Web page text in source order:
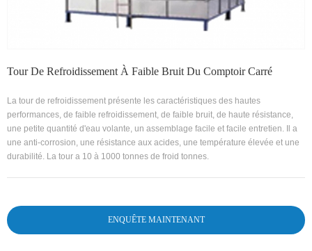
Tour De Refroidissement À Faible Bruit Du Comptoir Carré
La tour de refroidissement présente les caractéristiques des hautes
performances, de faible refroidissement, de faible bruit, de haute résistance,
une petite quantité d'eau volante, un assemblage facile et facile entretien. Il a
une anti-corrosion, une résistance aux acides, une température élevée et une
durabilité. La tour a 10 à 1000 tonnes de froid tonnes.
ENQUÊTE MAINTENANT